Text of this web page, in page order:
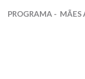
PROGRAMA - MÃES